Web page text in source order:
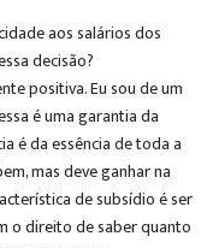
aos salários dos
decisão?
positiva. Eu sou de um
é uma garantia da
é da essência de toda a
mas deve ganhar na
de subsídio é ser
o direito de saber quanto